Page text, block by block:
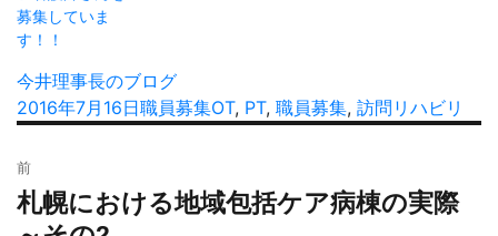
募集していま
す！！
投
稿
今井理事長のブログ
投
日:
2016年7月16日カ
ー
職員募集タ
OT, PT, 職員募集, 訪問リハビリ
稿
ナ
前
過
札幌における地域包括ケア病棟の実際